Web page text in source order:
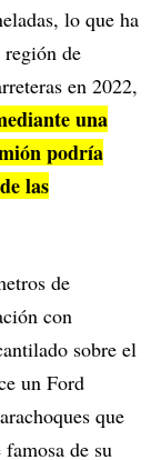
lo que ha
de
en 2022,
una
podría
las
de
con
sobre el
un Ford
que
de su